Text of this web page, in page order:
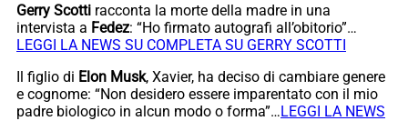
Gerry Scotti racconta la morte della madre in una
intervista a Fedez: “Ho firmato autografi all’obitorio”…
LEGGI LA NEWS SU COMPLETA SU GERRY SCOTTI
Il figlio di Elon Musk, Xavier, ha deciso di cambiare genere
e cognome: “Non desidero essere imparentato con il mio
padre biologico in alcun modo o forma”…LEGGI LA NEWS